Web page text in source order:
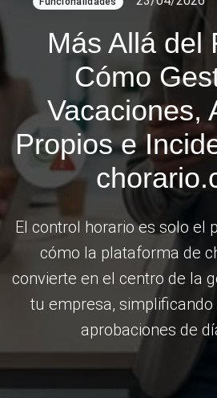
Más Allá del
Cómo
Vacaciones,
Propios e
El control horario es solo el
cómo la plataforma de
convierte en el centro de la
tu empresa,
aprobaciones de